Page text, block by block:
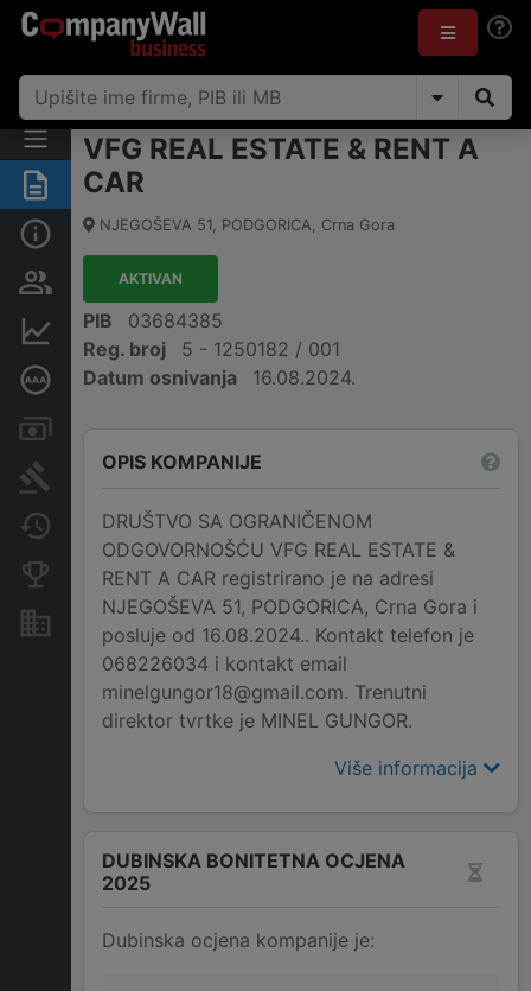
Sažetak
Osnovni podaci
Osobe i vlasništvo
Finansijski podaci
Dubinska bonitetna ocjena
Računi i blokade
Promjene
Konkurentne kompanije
VFG REAL ESTATE & RENT A
CAR
NJEGOŠEVA 51, PODGORICA, Crna Gora
AKTIVAN
PIB
03684385
Reg. broj
5 - 1250182 / 001
Datum osnivanja
16.08.2024.
OPIS KOMPANIJE
DRUŠTVO SA OGRANIČENOM
ODGOVORNOŠĆU VFG REAL ESTATE &
RENT A CAR registrirano je na adresi
NJEGOŠEVA 51, PODGORICA, Crna Gora i
posluje od 16.08.2024.. Kontakt telefon je
068226034 i kontakt email
minelgungor18@gmail.com. Trenutni
direktor tvrtke je MINEL GUNGOR.
Više informacija
DUBINSKA BONITETNA OCJENA
2025
Dubinska ocjena kompanije je: